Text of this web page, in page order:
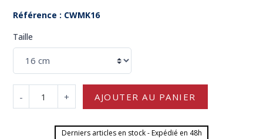
Référence : CWMK16
Taille
- + AJOUTER AU PANIER
Derniers articles en stock - Expédié en 48h